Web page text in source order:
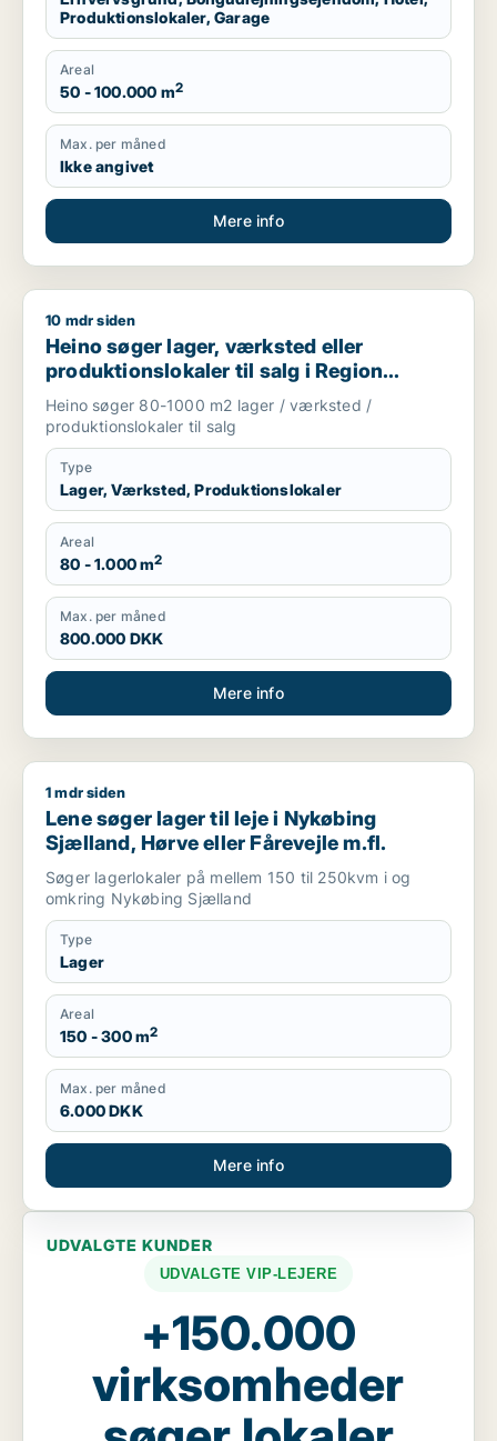
Produktionslokaler, Garage
Areal
50 - 100.000 m2
Max. per måned
Ikke angivet
Mere info
Heino søger lager, værksted eller produktionslokaler til salg
10 mdr siden
Heino søger lager, værksted eller
produktionslokaler til salg i Region
Sjælland
Heino søger 80-1000 m2 lager / værksted /
produktionslokaler til salg
Type
Lager, Værksted, Produktionslokaler
Areal
80 - 1.000 m2
Max. per måned
800.000 DKK
Mere info
Lene søger lager til leje i Nykøbing Sjælland, Hørve eller
1 mdr siden
Lene søger lager til leje i Nykøbing
Sjælland, Hørve eller Fårevejle m.fl.
Søger lagerlokaler på mellem 150 til 250kvm i og
omkring Nykøbing Sjælland
Type
Lager
Areal
150 - 300 m2
Max. per måned
6.000 DKK
Mere info
UDVALGTE KUNDER
UDVALGTE VIP-LEJERE
+150.000
virksomheder